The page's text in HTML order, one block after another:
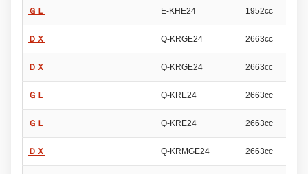
ＧＬ E-KHE24 1952cc
ＤＸ Q-KRGE24 2663cc
ＤＸ Q-KRGE24 2663cc
ＧＬ Q-KRE24 2663cc
ＧＬ Q-KRE24 2663cc
ＤＸ Q-KRMGE24 2663cc